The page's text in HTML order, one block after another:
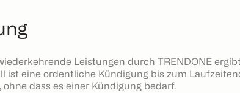
Leistungen durch TRENDONE
ist eine ordentliche Kündigung bis zum
dass es einer Kündigung bedarf.